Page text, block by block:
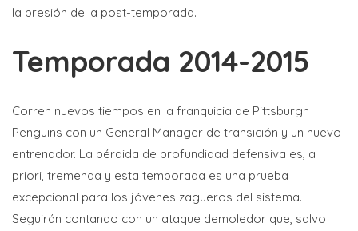
la presión de la post-temporada.
Temporada 2014-2015
Corren nuevos tiempos en la franquicia de Pittsburgh
Penguins con un General Manager de transición y un nuevo
entrenador. La pérdida de profundidad defensiva es, a
priori, tremenda y esta temporada es una prueba
excepcional para los jóvenes zagueros del sistema.
Seguirán contando con un ataque demoledor que, salvo